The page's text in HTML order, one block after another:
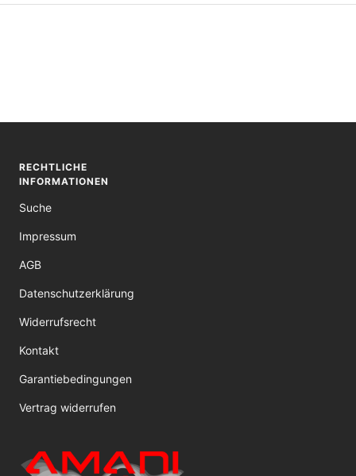
RECHTLICHE
INFORMATIONEN
Suche
Impressum
AGB
Datenschutzerklärung
Widerrufsrecht
Kontakt
Garantiebedingungen
Vertrag widerrufen